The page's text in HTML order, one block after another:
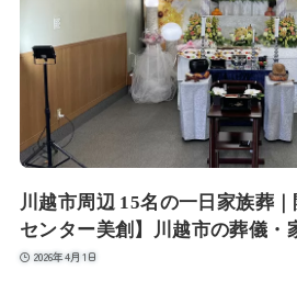
川越市周辺 15名の一日家族葬
センター美創】川越市の葬儀・
2026年4月1日